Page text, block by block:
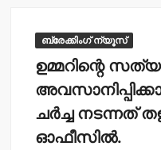
ബ്രേക്കിംഗ് ന്യൂസ്
ഉമ്മറിന്റെ
ചര്‍ച്ച നടന്നത്
ഓഫീസില്‍.